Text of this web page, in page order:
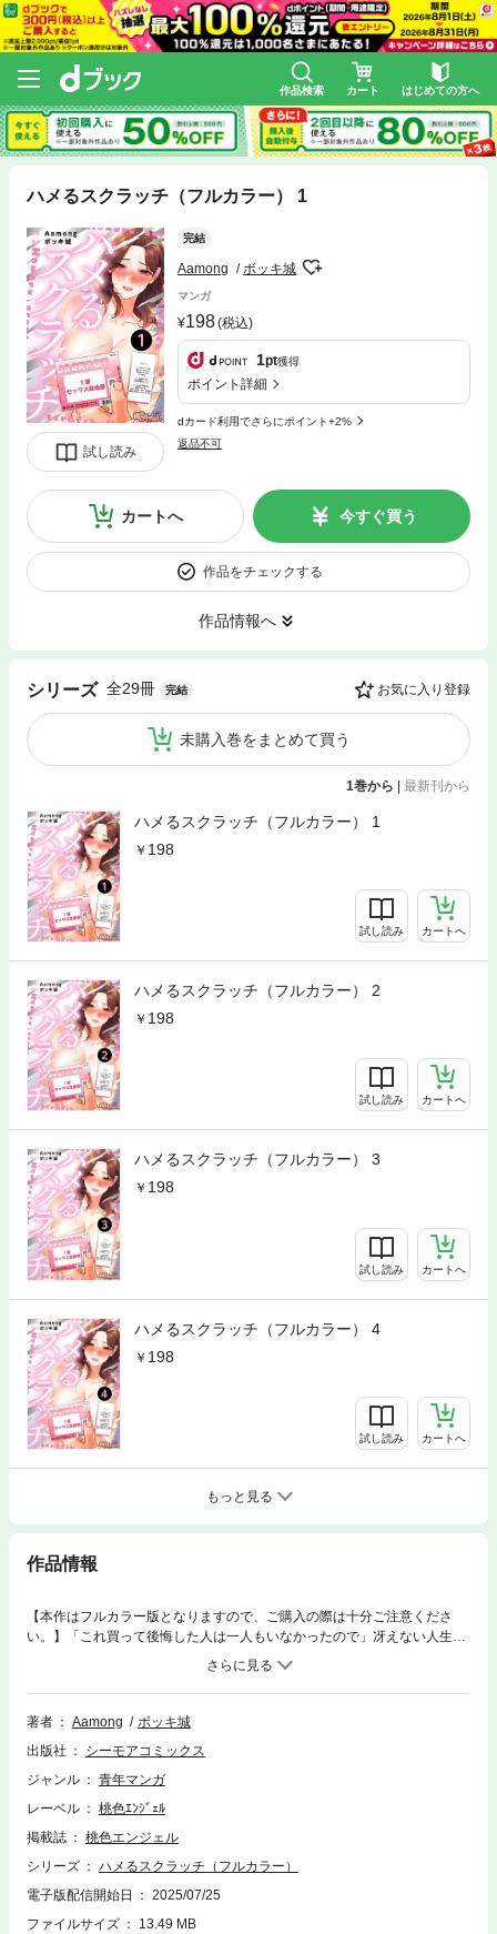
作品検索 カート はじめての方へ
ハメるスクラッチ（フルカラー） 1
試し読み
完結
Aamong ボッキ城
マンガ
198(税込)
1pt獲得
ポイント詳細
dカード利用でさらにポイント+2%
返品不可
カートへ 今すぐ買う
作品をチェックする
作品情報へ
シリーズ 全29冊 完結 お気に入り登録
未購入巻をまとめて買う
1巻から | 最新刊から
ハメるスクラッチ（フルカラー） 1
198
試し読み カートへ
ハメるスクラッチ（フルカラー） 2
198
試し読み カートへ
ハメるスクラッチ（フルカラー） 3
198
試し読み カートへ
ハメるスクラッチ（フルカラー） 4
198
試し読み カートへ
もっと見る
作品情報
【本作はフルカラー版となりますので、ご購入の際は十分ご注意くださ
い。】「これ買って後悔した人は一人もいなかったので」冴えない人生に
一発逆転を狙いたい剛力元気。ある日、立ち寄ったコンビニで見慣れぬス
クラッチを買うことになる。そのスクラッチを使った途端…！女上司、憧
れの同級生、近所に住むシングルマザー…常識では考えられない魅惑の女
性たちをハメまくり、元気はスクラッチに疑問を持ちつつも、その効果に
ル】
著者 Aamong
ボッキ城
出版社
シーモアコミックス
ジャンル
青年マンガ
レーベル
桃色ｴﾝｼﾞｪﾙ
掲載誌
桃色エンジェル
シリーズ
ハメるスクラッチ（フルカラー）
電子版配信開始日
2025/07/25
ファイルサイズ
13.49 MB